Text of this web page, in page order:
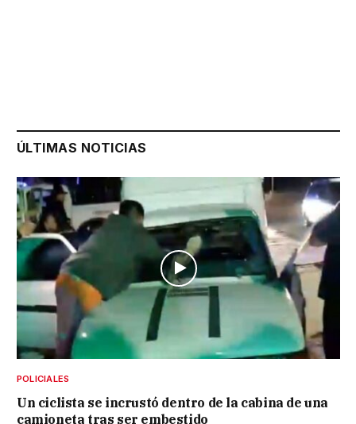
ÚLTIMAS NOTICIAS
POLICIALES
Un ciclista se incrustó dentro de la cabina de una
camioneta tras ser embestido